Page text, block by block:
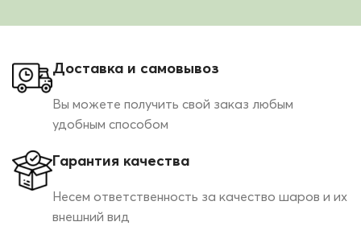
Доставка и самовывоз
Вы можете получить свой заказ любым
удобным способом
Гарантия качества
Несем ответственность за качество шаров и их
внешний вид